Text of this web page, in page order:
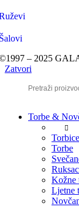
– 2025
Zatvori
Torbe &
Torbice
Torbe
Kožne
Ljetne